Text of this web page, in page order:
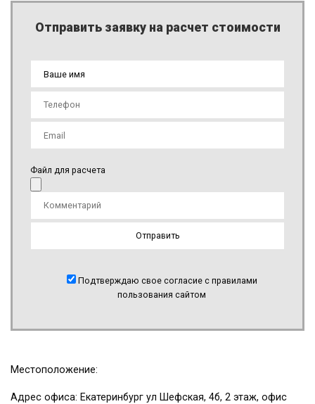
Отправить заявку на расчет стоимости
Файл для расчета
Подтверждаю свое согласие с правилами
пользования сайтом
Местоположение:
Адрес офиса: Екатеринбург ул Шефская, 4б, 2 этаж, офис